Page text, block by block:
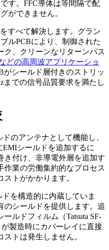
す。FFC導体は等間隔で配
ができません。
すべて解決します。グラン
ルPCBにより、制御された
ク、クリーンなリターンパス
どの高周波アプリケーショ
がシールド層付きのストリッ
までの信号品質要求を満たし
のアンテナとして機能し、
シールドを追加するに
き付け、非導電外層を追加す
業の労働集約的なプロセス
ストがかかります。
を構造的に内蔵していま
のシールドを提供します。追
ルドフィルム（Tatsuta SF-
が製造時にカバーレイに直接
トは発生しません。